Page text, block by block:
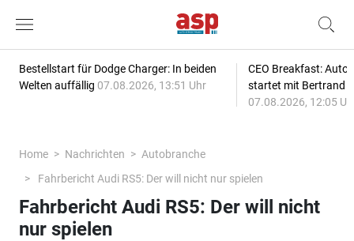
Bestellstart für Dodge Charger: In beiden
Welten auffällig 07.08.2026, 13:51 Uhr
CEO Breakfast:
startet mit Bertrand
07.08.2026, 12:05
Home Nachrichten
Autobranche
Fahrbericht Audi RS5: Der will nicht nur spielen
Fahrbericht Audi RS5: Der will nicht
nur spielen